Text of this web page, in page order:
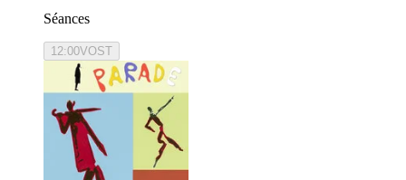
Séances
12:00VOST